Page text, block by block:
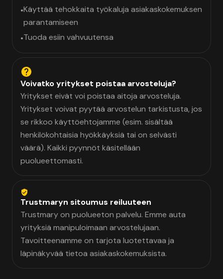
•Käyttää tehokkaita työkaluja asiakaskokemuksen
parantamiseen
•Tuoda esiin vahvuutensa
Voivatko yritykset poistaa arvosteluja?
Yritykset eivät voi poistaa aitoja arvosteluja.
Yritykset voivat pyytää arvostelun tarkistusta, jos
se rikkoo käyttöehtojamme (esim. sisältää
henkilökohtaisia hyökkäyksiä tai on selvästi
väärä). Kaikki pyynnöt käsitellään
puolueettomasti.
Trustmaryn sitoumus reiluuteen
Trustmary on puolueeton palvelu. Emme auta
yrityksiä manipuloimaan arvostelujaan.
Tavoitteenamme on tarjota luotettavaa ja
läpinäkyvää tietoa asiakaskokemuksista.